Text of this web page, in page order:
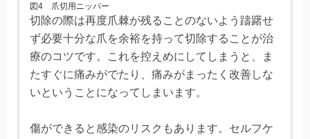
図4 爪切用ニッパー
切除の際は再度爪棘が残ることのないよう躊躇せ
ず必要十分な爪を余裕を持って切除することが治
療のコツです。これを控えめにしてしまうと、ま
たすぐに痛みがでたり、痛みがまったく改善しな
いということになってしまいます。
傷ができると感染のリスクもあります。セルフケ